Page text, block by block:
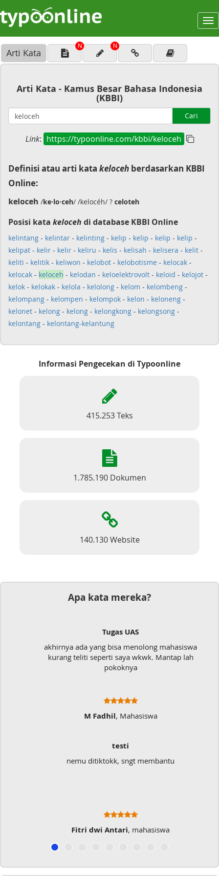
Arti Kata
N N
Arti Kata - Kamus Besar Bahasa Indonesia
(KBBI)
Cari
Link: https://typoonline.com/kbbi/keloceh
Definisi atau arti kata keloceh berdasarkan KBBI
Online:
keloceh /ke·lo·ceh/ /kelocéh/ ? celoteh
Posisi kata keloceh di database KBBI Online
kelintang - kelintar - kelinting - kelip - kelip - kelip - kelip -
kelipat - kelir - kelir - keliru - kelis - kelisah - kelisera - kelit -
keliti - kelitik - keliwon - kelobot - kelobotisme - kelocak -
kelocak - keloceh - kelodan - keloelektrovolt - keloid - kelojot -
kelok - kelokak - kelola - kelolong - kelom - kelombeng -
kelompang - kelompen - kelompok - kelon - keloneng -
kelonet - kelong - kelong - kelongkong - kelongsong -
kelontang - kelontang-kelantung
Informasi Pengecekan di Typoonline
415.253 Teks
1.785.190 Dokumen
140.130 Website
Apa kata mereka?
Tugas UAS
akhirnya ada yang bisa menolong mahasiswa
kurang teliti seperti saya wkwk. Mantap lah
pokoknya
M Fadhil, Mahasiswa
testi
nemu ditiktokk, sngt membantu
Fitri dwi Antari, mahasiswa